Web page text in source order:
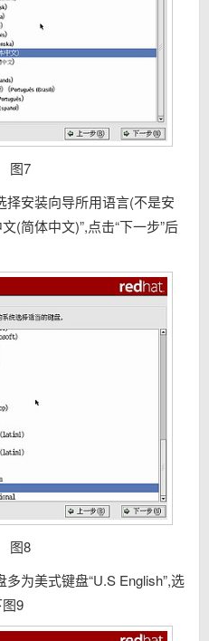
图7
择安装向导所用语言(不是安
(简体中文)”,点击“下一步”后
图8
为美式键盘“U.S English”,选
9